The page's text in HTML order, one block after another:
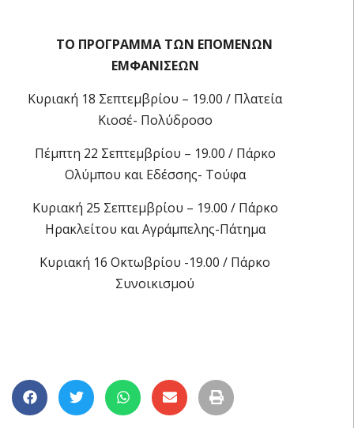
ΤΟ ΠΡΟΓΡΑΜΜΑ ΤΩΝ ΕΠΟΜΕΝΩΝ
ΕΜΦΑΝΙΣΕΩΝ
Κυριακή 18 Σεπτεμβρίου – 19.00 / Πλατεία
Κιοσέ- Πολύδροσο
Πέμπτη 22 Σεπτεμβρίου – 19.00 / Πάρκο
Ολύμπου και Εδέσσης- Τούφα
Κυριακή 25 Σεπτεμβρίου – 19.00 / Πάρκο
Ηρακλείτου και Αγράμπελης-Πάτημα
Κυριακή 16 Οκτωβρίου -19.00 / Πάρκο
Συνοικισμού